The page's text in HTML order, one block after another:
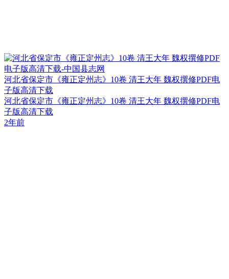
河北省保定市《雍正定州志》10卷 清王大年 魏权撰修PDF电
子版高清下载
河北省保定市《雍正定州志》10卷 清王大年 魏权撰修PDF电
子版高清下载
2年前